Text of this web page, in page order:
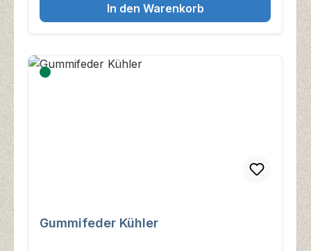
In den Warenkorb
Gummifeder Kühler